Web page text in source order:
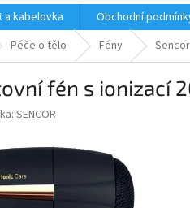
kabelovka Obchodní
Péče o tělo Fény
fén s ionizací
SENCOR